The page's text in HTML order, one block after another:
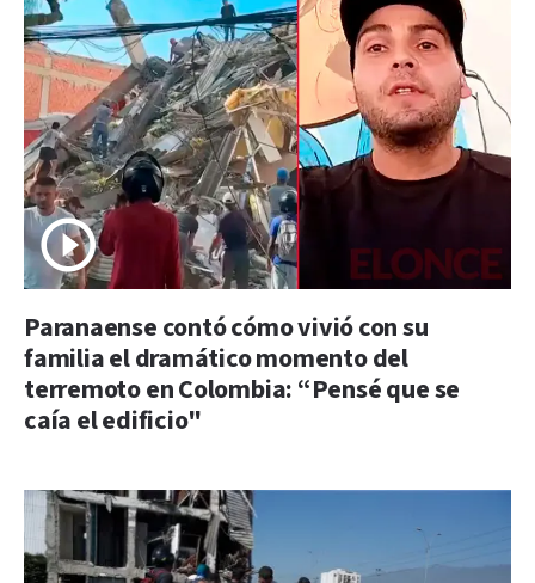
Paranaense contó cómo vivió con su
familia el dramático momento del
terremoto en Colombia: “Pensé que se
caía el edificio"